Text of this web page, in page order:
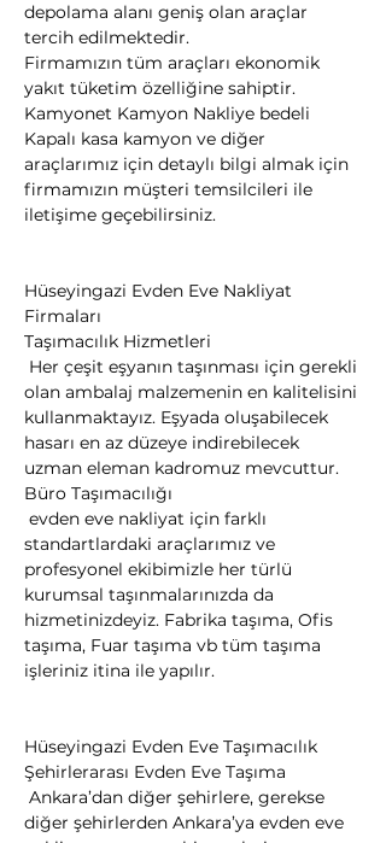
depolama alanı geniş olan araçlar
tercih edilmektedir.
Firmamızın tüm araçları ekonomik
yakıt tüketim özelliğine sahiptir.
Kamyonet Kamyon Nakliye bedeli
Kapalı kasa kamyon ve diğer
araçlarımız için detaylı bilgi almak için
firmamızın müşteri temsilcileri ile
iletişime geçebilirsiniz.
Hüseyingazi Evden Eve Nakliyat
Firmaları
Taşımacılık Hizmetleri
olan ambalaj malzemenin en kalitelisini
kullanmaktayız. Eşyada oluşabilecek
hasarı en az düzeye indirebilecek
uzman eleman kadromuz mevcuttur.
Büro Taşımacılığı
standartlardaki araçlarımız ve
profesyonel ekibimizle her türlü
kurumsal taşınmalarınızda da
hizmetinizdeyiz. Fabrika taşıma, Ofis
taşıma, Fuar taşıma vb tüm taşıma
işleriniz itina ile yapılır.
Hüseyingazi Evden Eve Taşımacılık
Şehirlerarası Evden Eve Taşıma
diğer şehirlerden Ankara’ya evden eve